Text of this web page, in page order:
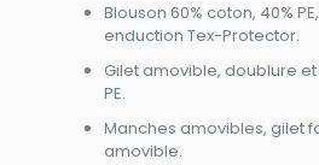
Blouson 60% coton, 40%
enduction Tex-Protector.
Gilet amovible, doublure
PE.
Manches amovibles, gilet
amovible.